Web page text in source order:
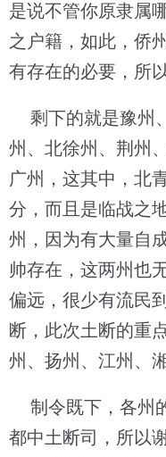
是说不管你原隶属
之户籍，如此，侨
有存在的必要，所
剩下的就是豫州
州、北徐州、荆州
广州，这其中，北
分，而且是临战之
州，因为有大量自
帅存在，这两州也
偏远，很少有流民
断，此次土断的重
州、扬州、江州
制令既下，各州
都中土断司，所以